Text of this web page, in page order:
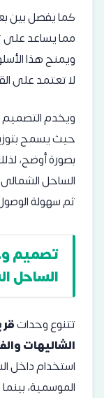
كما يفصل بين
مما يساعد على
ويمنح هذا
لا تعتمد على
ويخدم
حيث يسمح
الساحل الشمالى
ثم سهولة
تصميم
الساحل
تتنوع وحدات
الشاليهات
استخدام داخل
الموسمية،